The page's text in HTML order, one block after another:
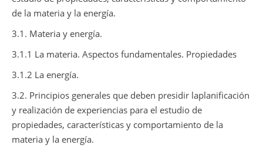
de la materia y la energía.
3.1. Materia y energía.
3.1.1 La materia. Aspectos fundamentales. Propiedades
3.1.2 La energía.
3.2. Principios generales que deben presidir laplanificación
y realización de experiencias para el estudio de
propiedades, características y comportamiento de la
materia y la energía.